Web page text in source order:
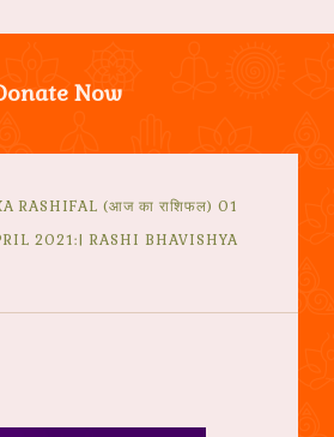
Now
RASHIFAL (आज का राशिफल) 01
2021:| RASHI BHAVISHYA